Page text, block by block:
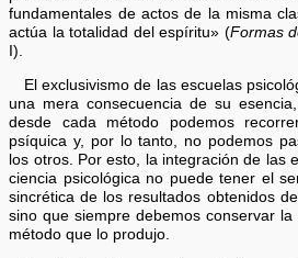
fundamentales de actos de la misma
actúa la totalidad del espíritu» (Formas
I).
El exclusivismo de las escuelas
una mera consecuencia de su
desde cada método podemos
psíquica y, por lo tanto, no podemos
los otros. Por esto, la integración de las
ciencia psicológica no puede tener el
sincrética de los resultados obtenidos
sino que siempre debemos conservar
método que lo produjo.